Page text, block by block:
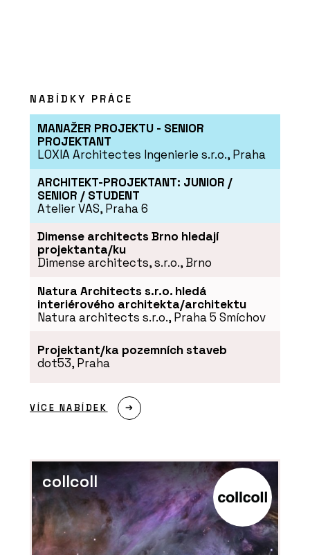
NABÍDKY PRÁCE
MANAŽER PROJEKTU - SENIOR
PROJEKTANT
LOXIA Architectes Ingenierie s.r.o., Praha
ARCHITEKT-PROJEKTANT: JUNIOR /
SENIOR / STUDENT
Atelier VAS, Praha 6
Dimense architects Brno hledají
projektanta/ku
Dimense architects, s.r.o., Brno
Natura Architects s.r.o. hledá
interiérového architekta/architektu
Natura architects s.r.o., Praha 5 Smíchov
Projektant/ka pozemních staveb
dot53, Praha
VÍCE NABÍDEK
collcoll